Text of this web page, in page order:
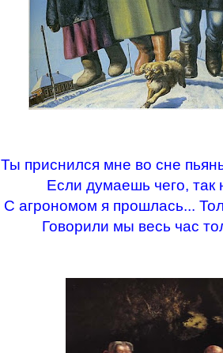
Ты приснился мне во сне
Если думаешь чего, так
С агрономом я прошлась...
Говорили мы весь час